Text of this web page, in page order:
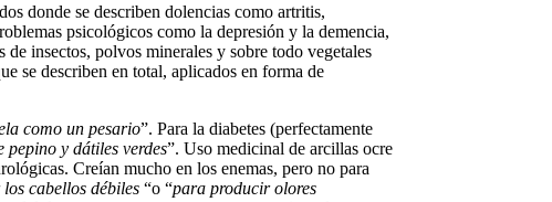
donde se describen dolencias como artritis,
psicológicos como la depresión y la demencia,
insectos, polvos minerales y sobre todo vegetales
se describen en total, aplicados en forma de
como un pesario”. Para la diabetes (perfectamente
pepino y dátiles verdes”. Uso medicinal de arcillas ocre
Creían mucho en los enemas, pero no para
cabellos débiles“o “para producir olores